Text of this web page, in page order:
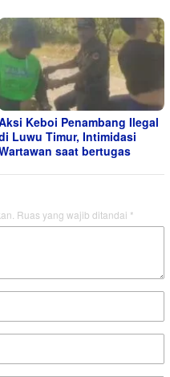
Keboi Penambang Ilegal
Luwu Timur, Intimidasi
saat bertugas
Ruas yang wajib ditandai *